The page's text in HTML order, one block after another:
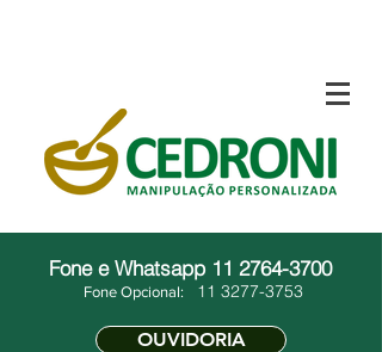
Fone e Whatsapp 11 2764-3700
Fone Opcional: 11 3277-3753
OUVIDORIA